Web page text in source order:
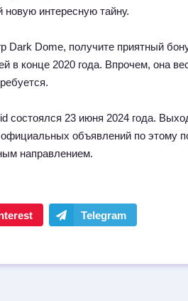
интересную тайну.
Dark Dome, получите приятный
конце 2020 года. Впрочем, она
состоялся 23 июня 2024 года.
объявлений по этому
направлением.